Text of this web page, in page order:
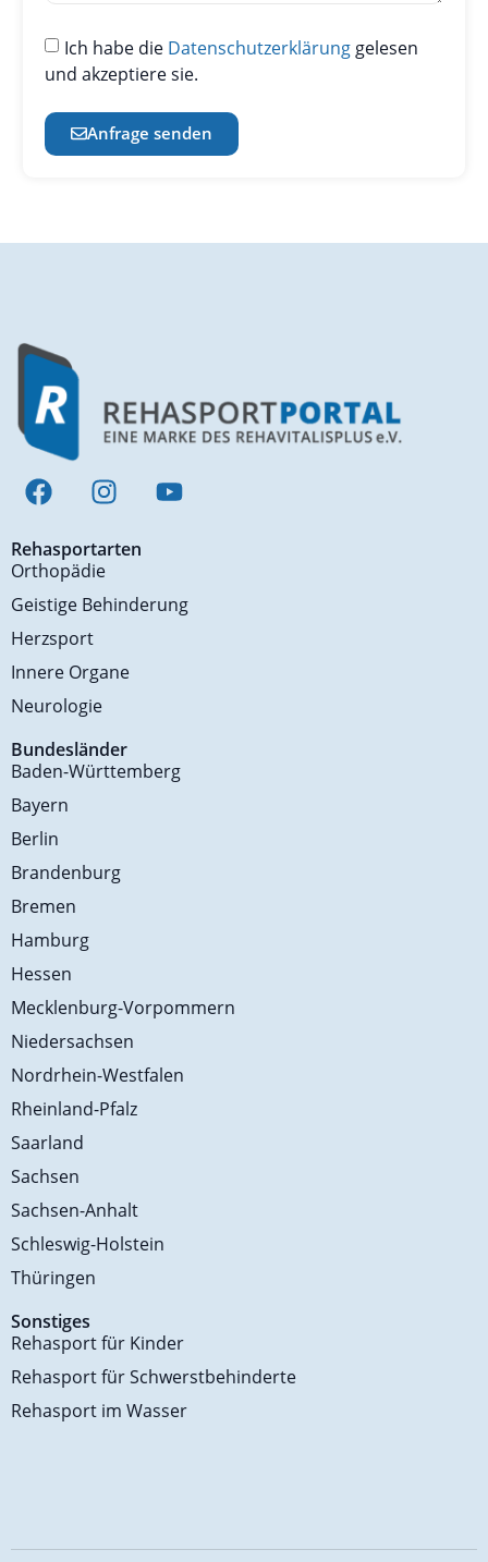
Ich habe die Datenschutzerklärung gelesen
und akzeptiere sie.
Anfrage senden
Rehasportarten
Orthopädie
Geistige Behinderung
Herzsport
Innere Organe
Neurologie
Bundesländer
Baden-Württemberg
Bayern
Berlin
Brandenburg
Bremen
Hamburg
Hessen
Mecklenburg-Vorpommern
Niedersachsen
Nordrhein-Westfalen
Rheinland-Pfalz
Saarland
Sachsen
Sachsen-Anhalt
Schleswig-Holstein
Thüringen
Sonstiges
Rehasport für Kinder
Rehasport für Schwerstbehinderte
Rehasport im Wasser